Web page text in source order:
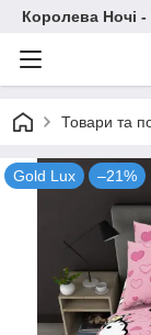
Королева Ночі -
Товари та
Gold Lux –21%